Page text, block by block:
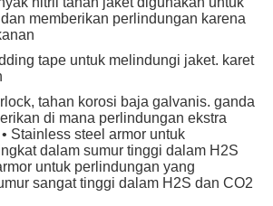
memberikan perlindungan karena
tape untuk melindungi jaket. karet
tahan korosi baja galvanis. ganda
di mana perlindungan ekstra
Stainless steel armor untuk
dalam sumur tinggi dalam H2S
untuk perlindungan yang
sangat tinggi dalam H2S dan CO2